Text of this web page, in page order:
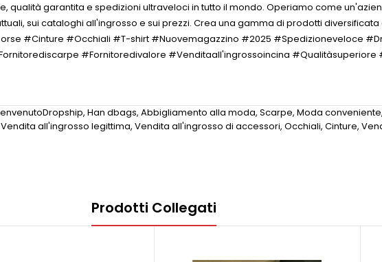
qualità garantita e spedizioni ultraveloci in tutto il mondo. Operiamo come
sui cataloghi all'ingrosso e sui prezzi. Crea una gamma di prodotti
#Cinture #Occhiali #T-shirt #Nuovemagazzino #2025 #Spedizioneveloce
#Fornitoredivalore #Venditaall'ingrossoincina
, Han dbags, Abbigliamento alla moda, Scarpe, Moda conveniente,
Vendita all'ingrosso legittima, Vendita all'ingrosso di accessori, Occhiali, Cinture,
Prodotti Collegati